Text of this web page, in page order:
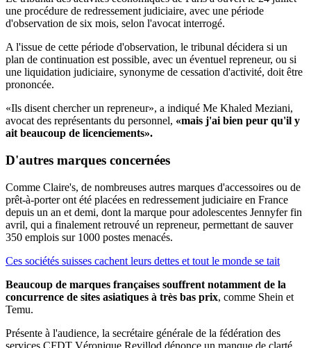
une procédure de redressement judiciaire, avec une période
d'observation de six mois, selon l'avocat interrogé.
A l'issue de cette période d'observation, le tribunal décidera si un
plan de continuation est possible, avec un éventuel repreneur, ou si
une liquidation judiciaire, synonyme de cessation d'activité, doit être
prononcée.
«Ils disent chercher un repreneur», a indiqué Me Khaled Meziani,
avocat des représentants du personnel, «mais j'ai bien peur qu'il y
ait beaucoup de licenciements».
D'autres marques concernées
Comme Claire's, de nombreuses autres marques d'accessoires ou de
prêt-à-porter ont été placées en redressement judiciaire en France
depuis un an et demi, dont la marque pour adolescentes Jennyfer fin
avril, qui a finalement retrouvé un repreneur, permettant de sauver
350 emplois sur 1000 postes menacés.
Ces sociétés suisses cachent leurs dettes et tout le monde se tait
Beaucoup de marques françaises souffrent notamment de la
concurrence de sites asiatiques à très bas prix, comme Shein et
Temu.
Présente à l'audience, la secrétaire générale de la fédération des
services CFDT Véronique Revillod dénonce un manque de clarté